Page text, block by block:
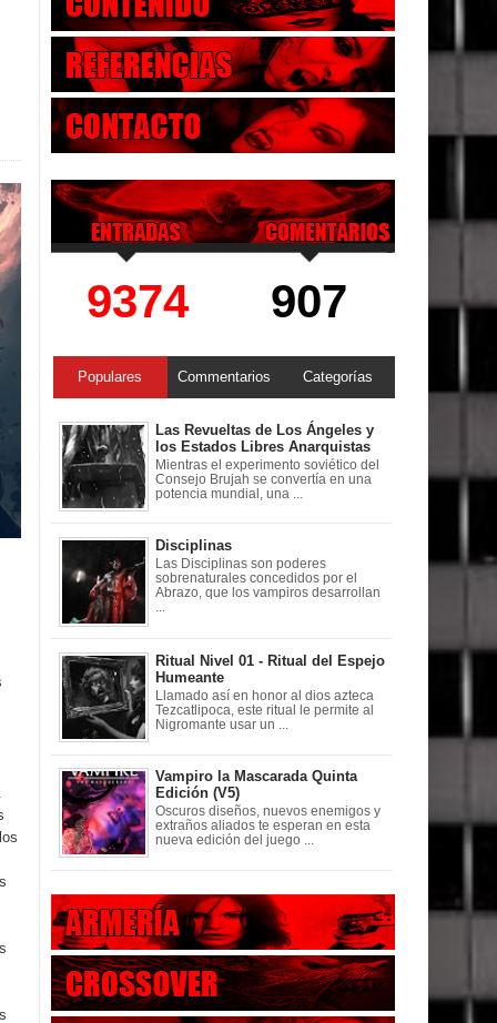
9374 907
Populares Commentarios Categorías
Las Revueltas de Los Ángeles y
los Estados Libres Anarquistas
Mientras el experimento soviético del
Consejo Brujah se convertía en una
potencia mundial, una ...
Disciplinas
Las Disciplinas son poderes
sobrenaturales concedidos por el
Abrazo, que los vampiros desarrollan
Ritual Nivel 01 - Ritual del Espejo
Humeante
Llamado así en honor al dios azteca
Tezcatlipoca, este ritual le permite al
Nigromante usar un ...
Vampiro la Mascarada Quinta
Edición (V5)
Oscuros diseños, nuevos enemigos y
extraños aliados te esperan en esta
nueva edición del juego ...